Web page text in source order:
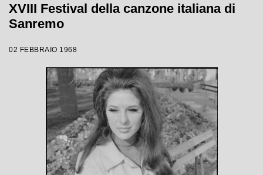
XVIII Festival della canzone italiana di
Sanremo
02 FEBBRAIO 1968